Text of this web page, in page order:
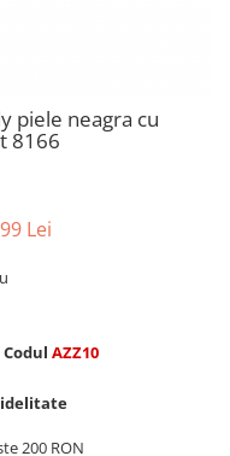
piele neagra cu
8166
Lei
Codul AZZ10
200 RON